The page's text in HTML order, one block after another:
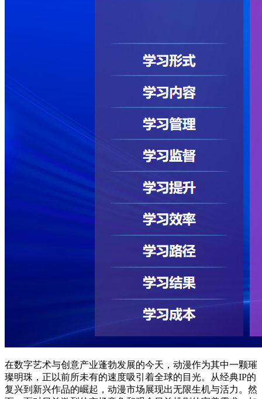
在数字艺术与创意产业蓬勃发展的今天，动漫作为其中一颗璀
璨明珠，正以前所未有的速度吸引着全球的目光。从经典IP的
复兴到新兴作品的崛起，动漫市场展现出无限生机与活力。然